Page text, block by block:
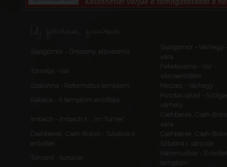
Új feltöltések, frissítések
Sajógömör - Őrtorony, elővédmű
Sajógömör - Várhegy
vára
Tornalja - Vár
Feketeváros - Vár -
Városerődítés
Szalonna - Református templom
Meszes - Várhegy
Rakaca - A templom erődfala
Pusztacsalád -
várhely
Imbach - Imbach II., „Im Turner”
Csehberek, Cseh-
vára
Csehberek, Cseh-Brézó - Szlatina II.
erődítés
Csehberek, Cseh-
Szlatina I. sáncvár
Tömörd - Ilonavár
Háromudvar -
templom